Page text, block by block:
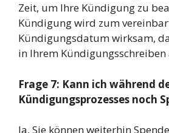
Zeit, um Ihre Kündigung zu
Kündigung wird zum
Kündigungsdatum wirksam,
in Ihrem Kündigungsschreiben
Frage 7: Kann ich während
Kündigungsprozesses noch
Ja, Sie können weiterhin